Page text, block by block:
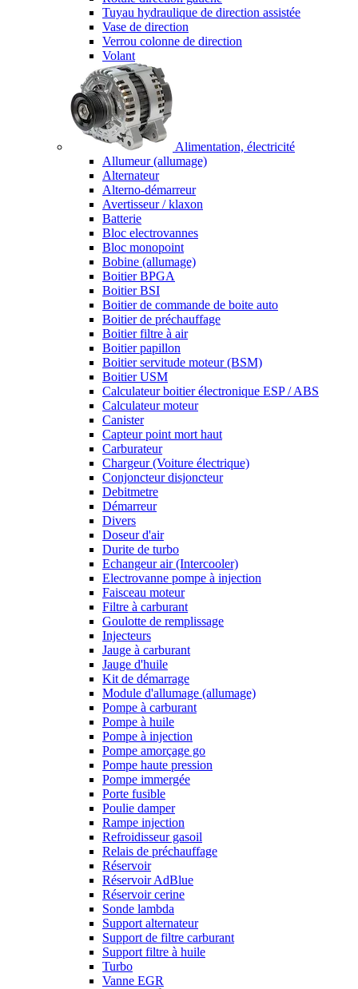
Tuyau hydraulique de direction assistée
Vase de direction
Verrou colonne de direction
Volant
Alimentation, électricité
Allumeur (allumage)
Alternateur
Alterno-démarreur
Avertisseur / klaxon
Batterie
Bloc electrovannes
Bloc monopoint
Bobine (allumage)
Boitier BPGA
Boitier BSI
Boitier de commande de boite auto
Boitier de préchauffage
Boitier filtre à air
Boitier papillon
Boitier servitude moteur (BSM)
Boitier USM
Calculateur boitier électronique ESP / ABS
Calculateur moteur
Canister
Capteur point mort haut
Carburateur
Chargeur (Voiture électrique)
Conjoncteur disjoncteur
Debitmetre
Démarreur
Divers
Doseur d'air
Durite de turbo
Echangeur air (Intercooler)
Electrovanne pompe à injection
Faisceau moteur
Filtre à carburant
Goulotte de remplissage
Injecteurs
Jauge à carburant
Jauge d'huile
Kit de démarrage
Module d'allumage (allumage)
Pompe à carburant
Pompe à huile
Pompe à injection
Pompe amorçage go
Pompe haute pression
Pompe immergée
Porte fusible
Poulie damper
Rampe injection
Refroidisseur gasoil
Relais de préchauffage
Réservoir
Réservoir AdBlue
Réservoir cerine
Sonde lambda
Support alternateur
Support de filtre carburant
Support filtre à huile
Turbo
Vanne EGR